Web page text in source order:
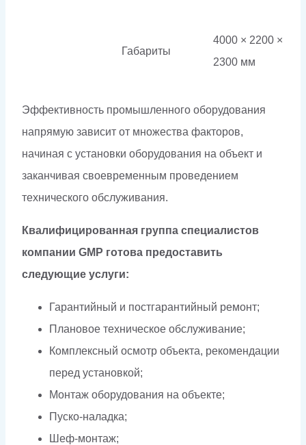
Габариты
4000 × 2200 ×
2300 мм
Эффективность промышленного оборудования
напрямую зависит от множества факторов,
начиная с установки оборудования на объект и
заканчивая своевременным проведением
технического обслуживания.
Квалифицированная группа специалистов
компании GMP готова предоставить
следующие услуги:
Гарантийный и постгарантийный ремонт;
Плановое техническое обслуживание;
Комплексный осмотр объекта, рекомендации
перед установкой;
Монтаж оборудования на объекте;
Пуско-наладка;
Шеф-монтаж;